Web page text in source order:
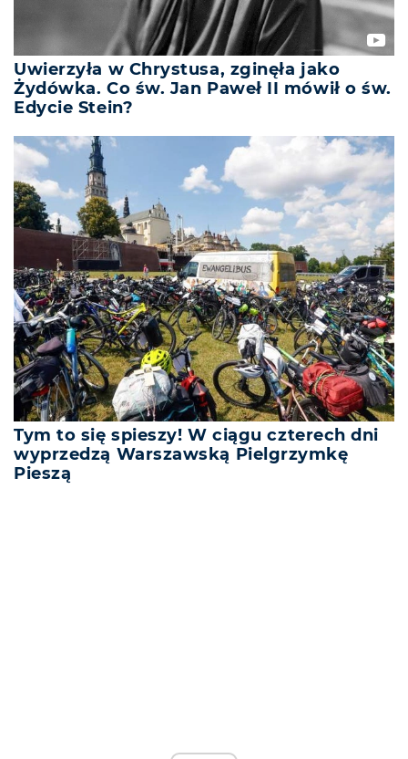
Uwierzyła w Chrystusa, zginęła jako
Żydówka. Co św. Jan Paweł II mówił o św.
Edycie Stein?
Tym to się spieszy! W ciągu czterech dni
wyprzedzą Warszawską Pielgrzymkę
Pieszą